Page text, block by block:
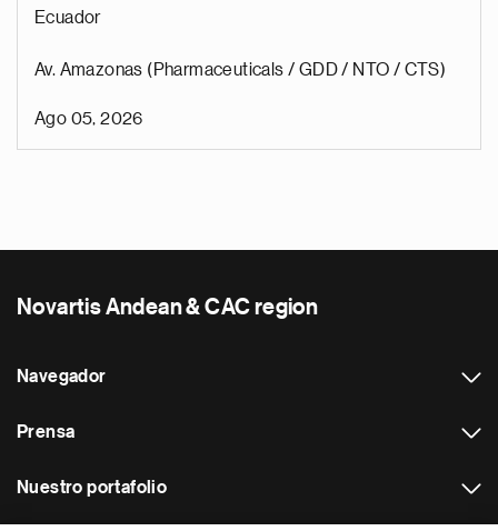
Ecuador
Av. Amazonas (Pharmaceuticals / GDD / NTO / CTS)
Ago 05, 2026
Novartis Andean & CAC region
Navegador
Prensa
Nuestro portafolio